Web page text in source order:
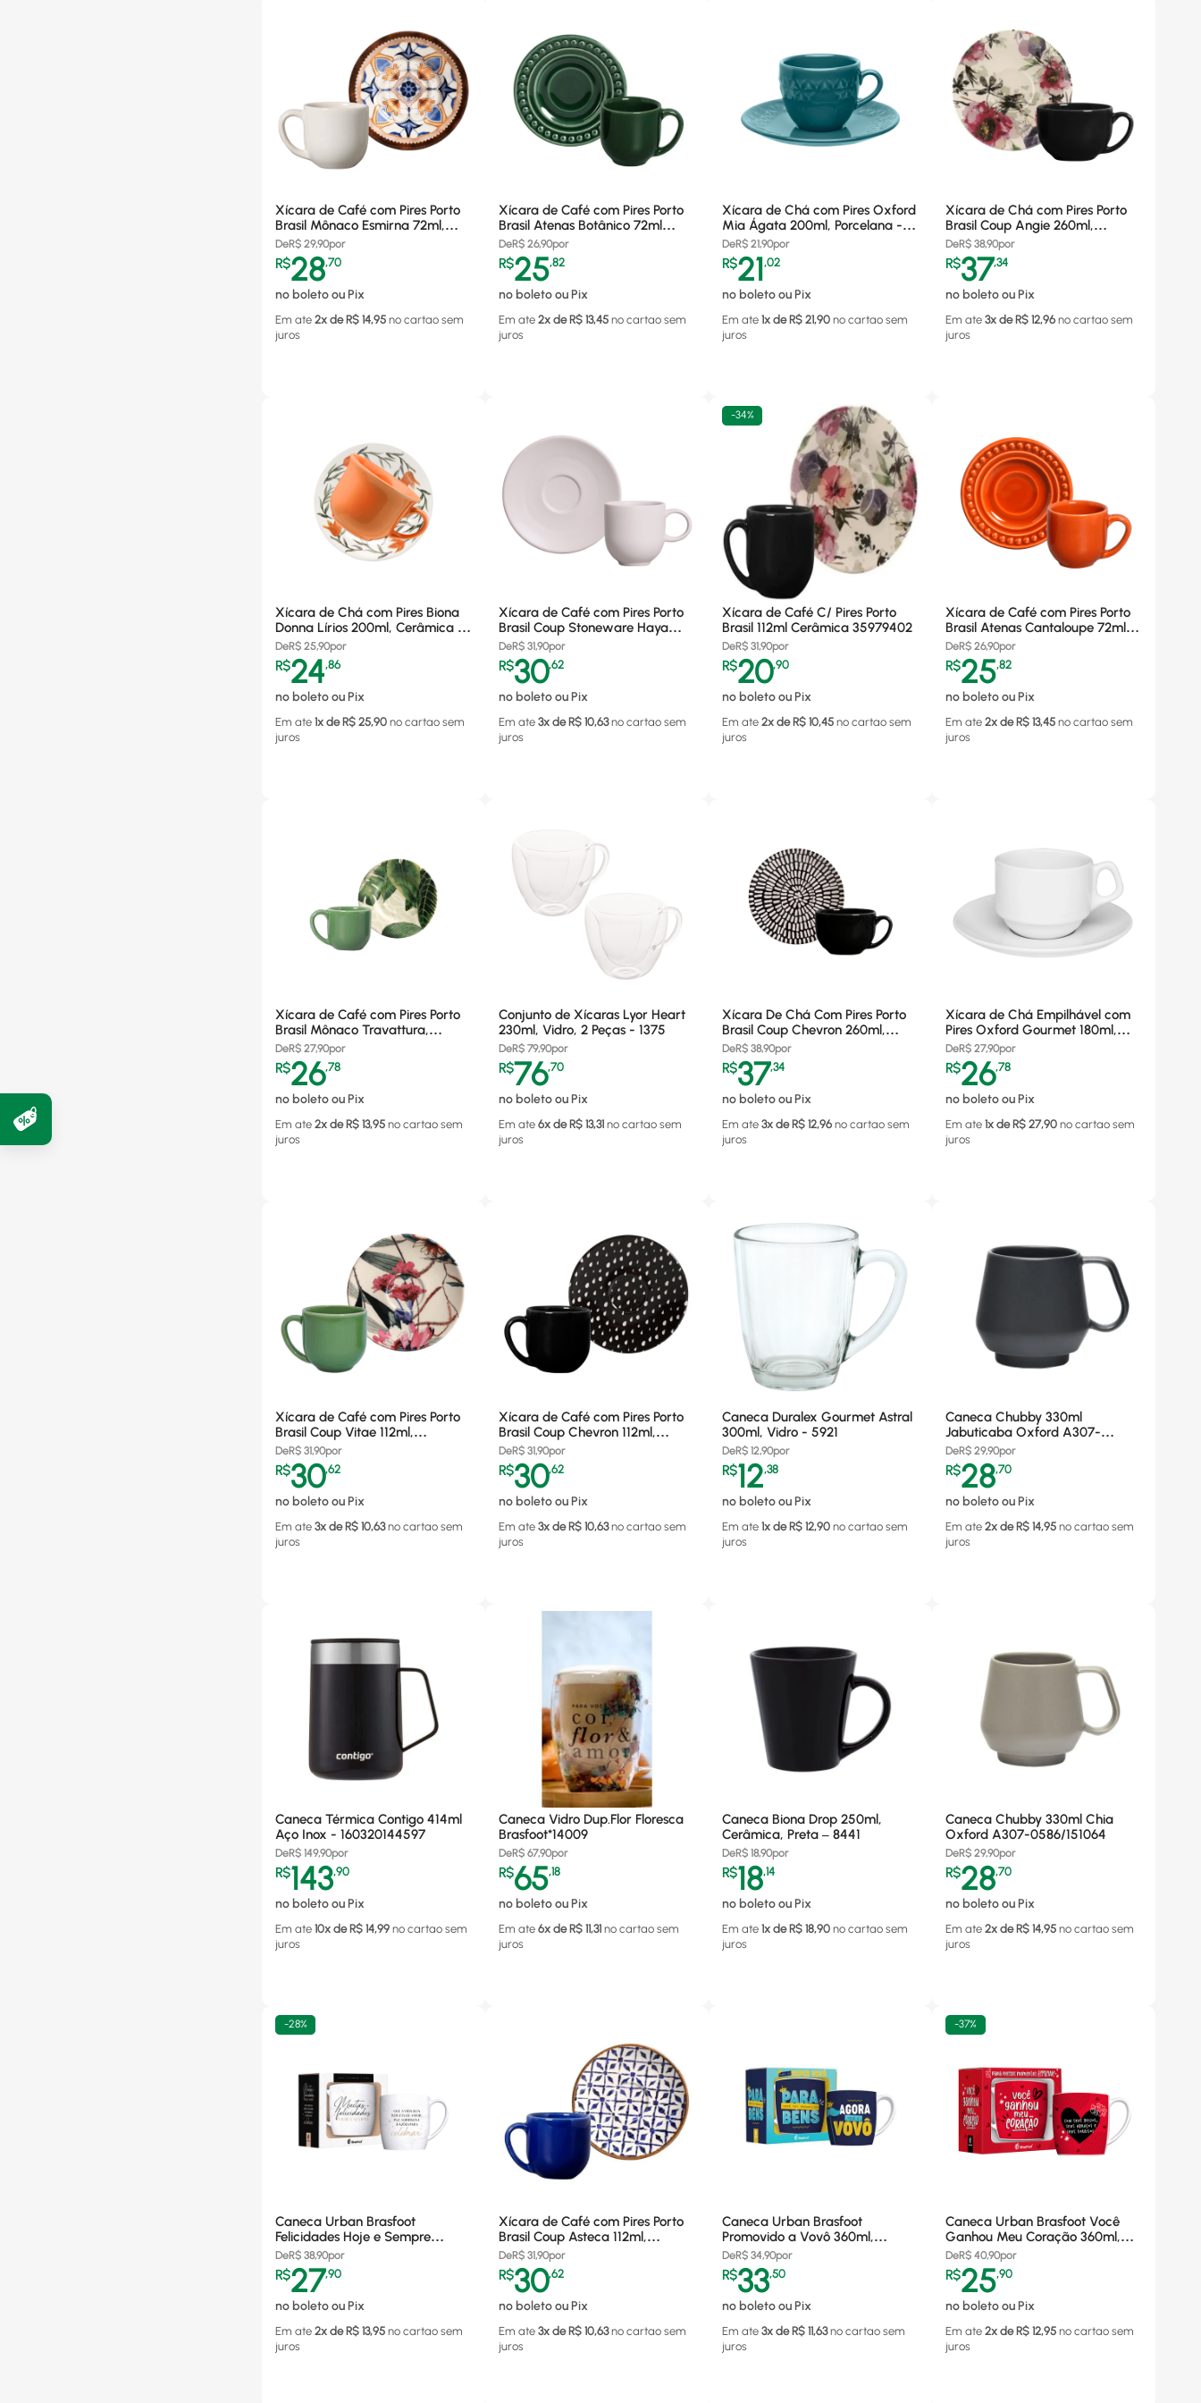
Xícara de Café com Pires Porto
Brasil Mônaco Esmirna 72ml,
Cerâmica - 577235
DeR$ 29,90por
R$28,70
no boleto ou Pix
Em ate 2x de R$ 14,95 no cartao sem
juros
Xícara de Café com Pires Porto
Brasil Atenas Botânico 72ml
Cerâmica - 351576601
DeR$ 26,90por
R$25,82
no boleto ou Pix
Em ate 2x de R$ 13,45 no cartao sem
juros
Xícara de Chá com Pires Oxford
Mia Ágata 200ml, Porcelana -
4206
DeR$ 21,90por
R$21,02
no boleto ou Pix
Em ate 1x de R$ 21,90 no cartao sem
juros
Xícara de Chá com Pires Porto
Brasil Coup Angie 260ml,
Cerâmica - 36979401
DeR$ 38,90por
R$37,34
no boleto ou Pix
Em ate 3x de R$ 12,96 no cartao sem
juros
Xícara de Chá com Pires Biona
Donna Lírios 200ml, Cerâmica -
126278
DeR$ 25,90por
R$24,86
no boleto ou Pix
Em ate 1x de R$ 25,90 no cartao sem
juros
Xícara de Café com Pires Porto
Brasil Coup Stoneware Haya
97ml, Cerâmica - 352678301
DeR$ 31,90por
R$30,62
no boleto ou Pix
Em ate 3x de R$ 10,63 no cartao sem
juros
-34%
Xícara de Café C/ Pires Porto
Brasil 112ml Cerâmica 35979402
DeR$ 31,90por
R$20,90
no boleto ou Pix
Em ate 2x de R$ 10,45 no cartao sem
juros
Xícara de Café com Pires Porto
Brasil Atenas Cantaloupe 72ml,
Cerâmica - 351576801
DeR$ 26,90por
R$25,82
no boleto ou Pix
Em ate 2x de R$ 13,45 no cartao sem
juros
Xícara de Café com Pires Porto
Brasil Mônaco Travattura,
Cerâmica - 352363701
DeR$ 27,90por
R$26,78
no boleto ou Pix
Em ate 2x de R$ 13,95 no cartao sem
juros
Conjunto de Xícaras Lyor Heart
230ml, Vidro, 2 Peças - 1375
DeR$ 79,90por
R$76,70
no boleto ou Pix
Em ate 6x de R$ 13,31 no cartao sem
juros
Xícara De Chá Com Pires Porto
Brasil Coup Chevron 260ml,
Cerâmica - 36968301
DeR$ 38,90por
R$37,34
no boleto ou Pix
Em ate 3x de R$ 12,96 no cartao sem
juros
Xícara de Chá Empilhável com
Pires Oxford Gourmet 180ml,
Porcelana
DeR$ 27,90por
R$26,78
no boleto ou Pix
Em ate 1x de R$ 27,90 no cartao sem
juros
Xícara de Café com Pires Porto
Brasil Coup Vitae 112ml,
Cerâmica - 35967501
DeR$ 31,90por
R$30,62
no boleto ou Pix
Em ate 3x de R$ 10,63 no cartao sem
juros
Xícara de Café com Pires Porto
Brasil Coup Chevron 112ml,
Cerâmica - 35968301
DeR$ 31,90por
R$30,62
no boleto ou Pix
Em ate 3x de R$ 10,63 no cartao sem
juros
Caneca Duralex Gourmet Astral
300ml, Vidro - 5921
DeR$ 12,90por
R$12,38
no boleto ou Pix
Em ate 1x de R$ 12,90 no cartao sem
juros
Caneca Chubby 330ml
Jabuticaba Oxford A307-
0631/151068
DeR$ 29,90por
R$28,70
no boleto ou Pix
Em ate 2x de R$ 14,95 no cartao sem
juros
Caneca Térmica Contigo 414ml
Aço Inox - 160320144597
DeR$ 149,90por
R$143,90
no boleto ou Pix
Em ate 10x de R$ 14,99 no cartao sem
juros
Caneca Vidro Dup.Flor Floresca
Brasfoot*14009
DeR$ 67,90por
R$65,18
no boleto ou Pix
Em ate 6x de R$ 11,31 no cartao sem
juros
Caneca Biona Drop 250ml,
Cerâmica, Preta – 8441
DeR$ 18,90por
R$18,14
no boleto ou Pix
Em ate 1x de R$ 18,90 no cartao sem
juros
Caneca Chubby 330ml Chia
Oxford A307-0586/151064
DeR$ 29,90por
R$28,70
no boleto ou Pix
Em ate 2x de R$ 14,95 no cartao sem
juros
-28%
Caneca Urban Brasfoot
Felicidades Hoje e Sempre
360ml, Porcelana - 11073
DeR$ 38,90por
R$27,90
no boleto ou Pix
Em ate 2x de R$ 13,95 no cartao sem
juros
Xícara de Café com Pires Porto
Brasil Coup Asteca 112ml,
Cerâmica - 521095
DeR$ 31,90por
R$30,62
no boleto ou Pix
Em ate 3x de R$ 10,63 no cartao sem
juros
Caneca Urban Brasfoot
Promovido a Vovô 360ml,
Porcelana - 10288
DeR$ 34,90por
R$33,50
no boleto ou Pix
Em ate 3x de R$ 11,63 no cartao sem
juros
-37%
Caneca Urban Brasfoot Você
Ganhou Meu Coração 360ml,
Porcelana - 11465
DeR$ 40,90por
R$25,90
no boleto ou Pix
Em ate 2x de R$ 12,95 no cartao sem
juros